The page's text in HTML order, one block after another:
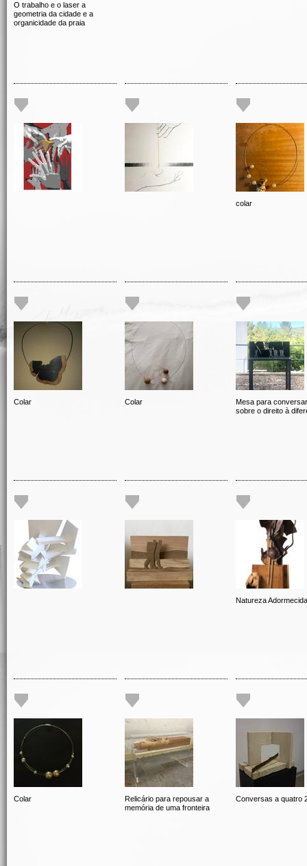
O trabalho e o laser a
geometria da cidade e a
organicidade da praia
colar
Colar Colar
Mesa para conversar
sobre o direito à
Natureza Adormecida
Colar
Relicário para repousar a
memória de uma fronteira
Conversas a quatro